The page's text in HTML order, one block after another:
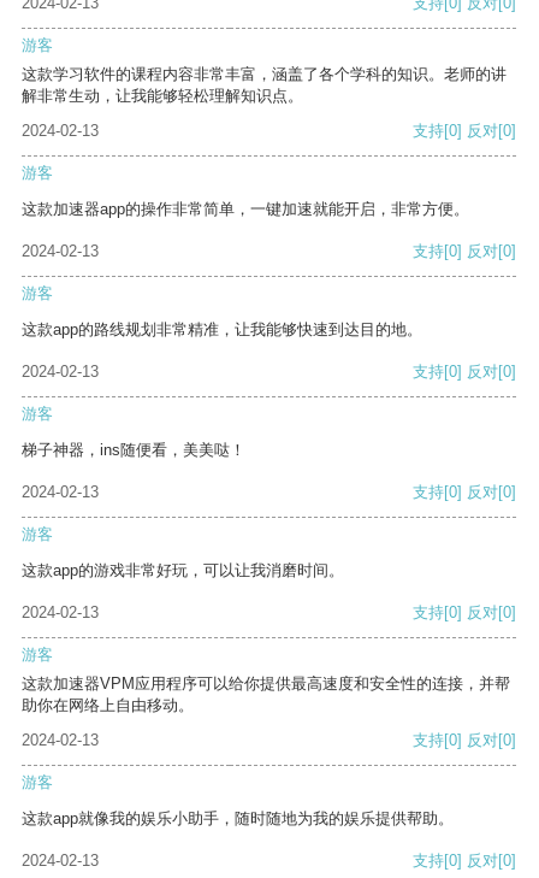
游客
这款学习软件的课程内容非常丰富，涵盖了各个学科的知识。老师的讲
解非常生动，让我能够轻松理解知识点。
2024-02-13
支持[0] 反对[0]
游客
这款加速器app的操作非常简单，一键加速就能开启，非常方便。
2024-02-13 支持[0] 反对[0]
游客
这款app的路线规划非常精准，让我能够快速到达目的地。
2024-02-13 支持[0] 反对[0]
游客
梯子神器，ins随便看，美美哒！
2024-02-13 支持[0] 反对[0]
游客
这款app的游戏非常好玩，可以让我消磨时间。
2024-02-13 支持[0] 反对[0]
游客
这款加速器VPM应用程序可以给你提供最高速度和安全性的连接，并帮
助你在网络上自由移动。
2024-02-13
支持[0] 反对[0]
游客
这款app就像我的娱乐小助手，随时随地为我的娱乐提供帮助。
2024-02-13 支持[0] 反对[0]